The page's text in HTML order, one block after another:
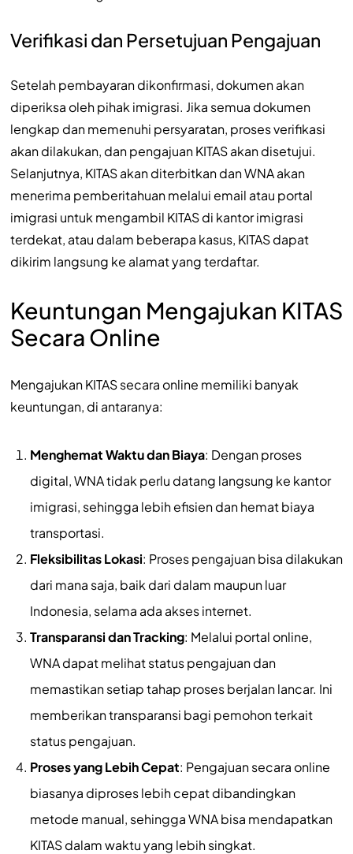
Verifikasi dan Persetujuan Pengajuan
Setelah pembayaran dikonfirmasi, dokumen akan
diperiksa oleh pihak imigrasi. Jika semua dokumen
lengkap dan memenuhi persyaratan, proses verifikasi
akan dilakukan, dan pengajuan KITAS akan disetujui.
Selanjutnya, KITAS akan diterbitkan dan WNA akan
menerima pemberitahuan melalui email atau portal
imigrasi untuk mengambil KITAS di kantor imigrasi
terdekat, atau dalam beberapa kasus, KITAS dapat
dikirim langsung ke alamat yang terdaftar.
Keuntungan Mengajukan KITAS
Secara Online
Mengajukan KITAS secara online memiliki banyak
keuntungan, di antaranya:
Menghemat Waktu dan Biaya: Dengan proses
digital, WNA tidak perlu datang langsung ke kantor
imigrasi, sehingga lebih efisien dan hemat biaya
transportasi.
Fleksibilitas Lokasi: Proses pengajuan bisa dilakukan
dari mana saja, baik dari dalam maupun luar
Indonesia, selama ada akses internet.
Transparansi dan Tracking: Melalui portal online,
WNA dapat melihat status pengajuan dan
memastikan setiap tahap proses berjalan lancar. Ini
memberikan transparansi bagi pemohon terkait
status pengajuan.
Proses yang Lebih Cepat: Pengajuan secara online
biasanya diproses lebih cepat dibandingkan
metode manual, sehingga WNA bisa mendapatkan
KITAS dalam waktu yang lebih singkat.